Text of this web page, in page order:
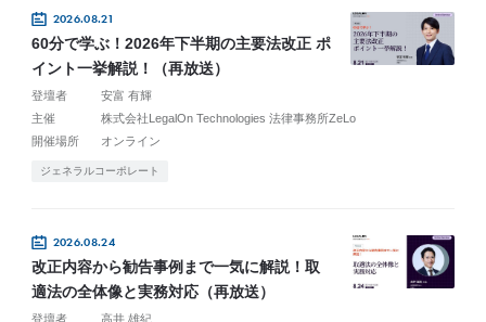
2026.08.21
60分で学ぶ！2026年下半期の主要法改正 ポ
イント一挙解説！（再放送）
登壇者
安富 有輝
主催
株式会社LegalOn Technologies 法律事務所ZeLo
開催場所
オンライン
ジェネラルコーポレート
2026.08.24
改正内容から勧告事例まで一気に解説！取
適法の全体像と実務対応（再放送）
登壇者
高井 雄紀